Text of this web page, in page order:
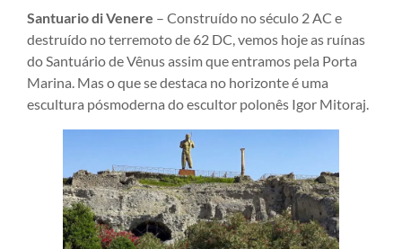
Santuario di Venere – Construído no século 2 AC e
destruído no terremoto de 62 DC, vemos hoje as ruínas
do Santuário de Vênus assim que entramos pela Porta
Marina. Mas o que se destaca no horizonte é uma
escultura pósmoderna do escultor polonês Igor Mitoraj.